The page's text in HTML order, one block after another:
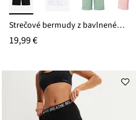
Strečové bermudy z bavlneného mixu
19,99 €